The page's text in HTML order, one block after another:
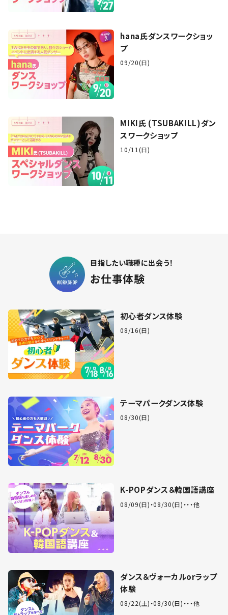
hana氏ダンスワークショッ
プ
09/20(日)
MIKI氏 (TSUBAKILL)ダン
スワークショップ
10/11(日)
目指したい職種に出会う！
お仕事体験
初心者ダンス体験
08/16(日)
テーマパークダンス体験
08/30(日)
K-POPダンス＆韓国語講座
08/09(日) 08/30(日) ・・他
ダンス＆ヴォーカルorラップ
体験
08/22(土) 08/30(日) ・・他